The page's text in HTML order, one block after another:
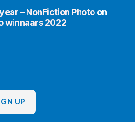
– NonFiction Photo on
winnaars 2022
UP